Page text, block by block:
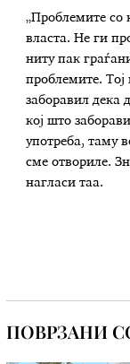
„Проблемите со
власта. Не ги
ниту пак
проблемите.
заборавил дека
кој што
употреба, таму
сме отвориле.
нагласи таа.
ПОВРЗАНИ